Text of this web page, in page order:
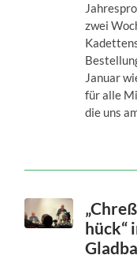
zwei
Januar
für alle
die uns
hück“